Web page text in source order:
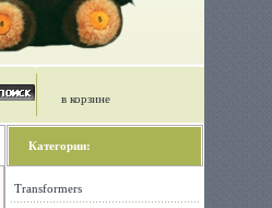
в корзине
Категории:
Transformers